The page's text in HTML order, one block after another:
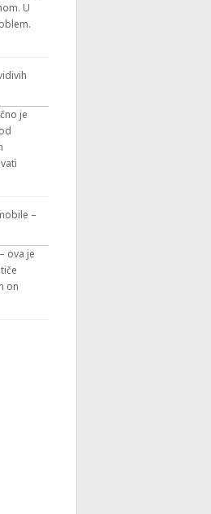
U
je
–
ova je
on